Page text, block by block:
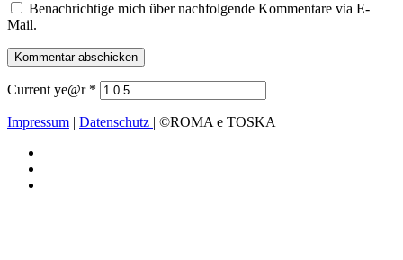
Benachrichtige mich über nachfolgende Kommentare via E-
Mail.
Current ye@r *
Impressum | Datenschutz | ©ROMA e TOSKA